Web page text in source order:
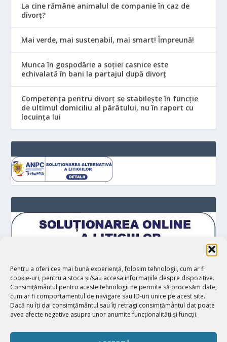
Pentru a oferi cea mai bună experiență, folosim tehnologii, cum ar fi
cookie-uri, pentru a stoca și/sau accesa informațiile despre dispozitive.
Consimțământul pentru aceste tehnologii ne permite să procesăm date,
cum ar fi comportamentul de navigare sau ID-uri unice pe acest site.
Dacă nu îți dai consimțământul sau îți retragi consimțământul dat poate
avea afecte negative asupra unor anumite funcționalități și funcții.
La cine rămâne animalul de companie în caz de
divorț?
Mai verde, mai sustenabil, mai smart! Împreună!
Munca în gospodărie a soției casnice este
echivalată în bani la partajul după divorț
Competența pentru divorț se stabilește în funcție
de ultimul domiciliu al pârâtului, nu în raport cu
locuinţa lui